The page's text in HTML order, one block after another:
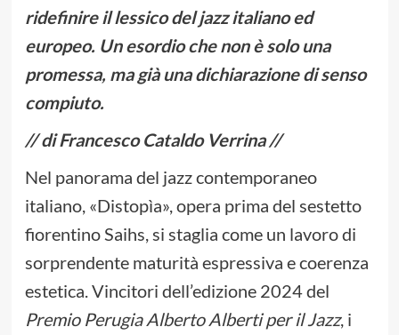
ridefinire il lessico del jazz italiano ed
europeo. Un esordio che non è solo una
promessa, ma già una dichiarazione di senso
compiuto.
// di Francesco Cataldo Verrina //
Nel panorama del jazz contemporaneo
italiano, «Distopìa», opera prima del sestetto
fiorentino Saihs, si staglia come un lavoro di
sorprendente maturità espressiva e coerenza
estetica. Vincitori dell’edizione 2024 del
Premio Perugia Alberto Alberti per il Jazz, i